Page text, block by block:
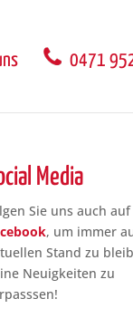
0471
Media
Sie uns auch auf
, um immer
Stand zu
Neuigkeiten zu